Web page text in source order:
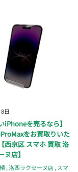
日
iPhoneを売るなら】
をお買取りいた
西京区 スマホ 買取 洛
ヌ店】
,洛西ラクセーヌ店, スマ